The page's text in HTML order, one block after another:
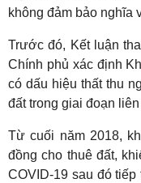
không đảm bảo nghĩa
Trước đó, Kết luận
Chính phủ xác định
có dấu hiệu thất thu
đất trong giai đoạn
Từ cuối năm 2018,
đồng cho thuê đất,
COVID-19 sau đó